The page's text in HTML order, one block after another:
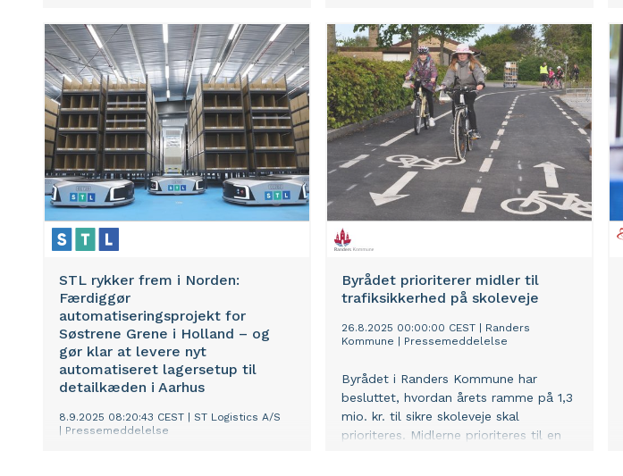
lokalsamfundene. Pengene er uddelt
af Fonden for Andelskasserne i
område Nord.
Kommune.
STL rykker frem i Norden:
Færdiggør
automatiseringsprojekt for
Søstrene Grene i Holland – og
gør klar at levere nyt
automatiseret lagersetup til
detailkæden i Aarhus
8.9.2025 08:20:43 CEST
ST Logistics A/S
| Pressemeddelelse
Byrådet prioriterer midler til
trafiksikkerhed på skoleveje
26.8.2025 00:00:00 CEST
Randers
Kommune
Pressemeddelelse
Byrådet i Randers Kommune har
besluttet, hvordan årets ramme på 1,3
mio. kr. til sikre skoleveje skal
prioriteres. Midlerne prioriteres til en